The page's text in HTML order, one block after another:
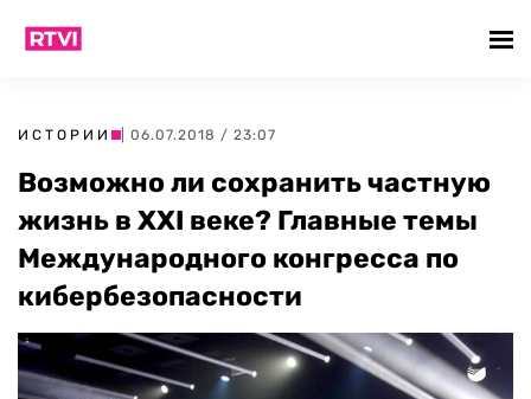
ИСТОРИИ | 06.07.2018 / 23:07
Возможно ли сохранить частную
жизнь в XXI веке? Главные темы
Международного конгресса по
кибербезопасности